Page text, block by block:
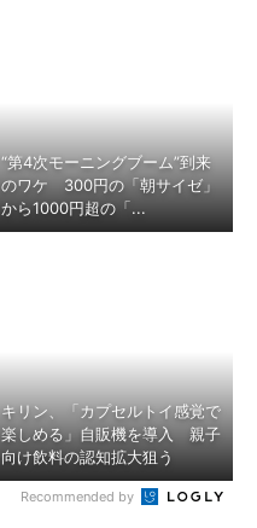
“第4次モーニングブーム”到来
のワケ 300円の「朝サイゼ」
から1000円超の「...
キリン、「カプセルトイ感覚で
楽しめる」自販機を導入 親子
向け飲料の認知拡大狙う
Recommended by